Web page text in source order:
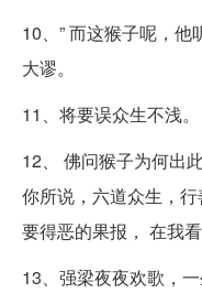
10、” 而这猴子呢，他
大谬。
11、将要误众生不浅。
12、 佛问猴子为何出
你所说，六道众生，
要得恶的果报， 在我看
13、强梁夜夜欢歌，